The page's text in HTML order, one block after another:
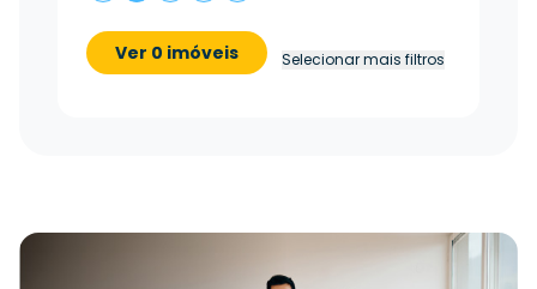
Ver 0 imóveis Selecionar mais filtros